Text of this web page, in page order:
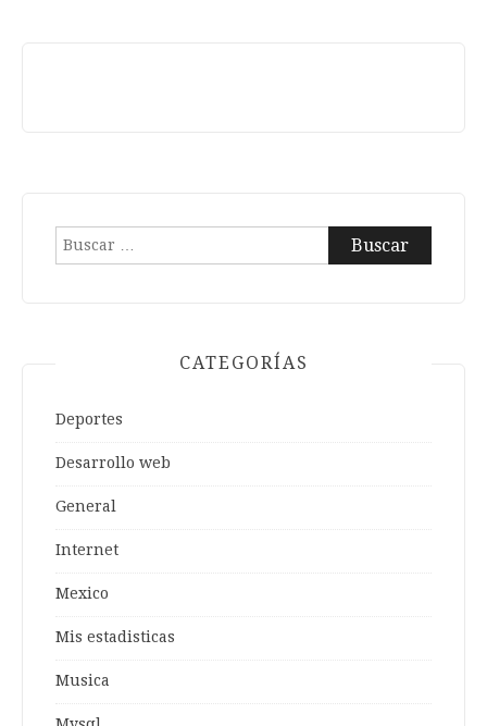
Buscar:
CATEGORÍAS
Deportes
Desarrollo web
General
Internet
Mexico
Mis estadisticas
Musica